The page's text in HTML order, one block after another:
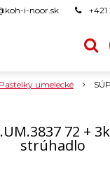
i-noor.sk +421
Pastelky umelecké
72 +
strúhadlo